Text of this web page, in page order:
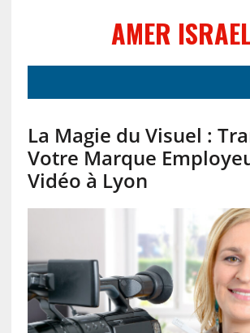
AMER
La Magie du Visuel :
Votre Marque
Vidéo à Lyon